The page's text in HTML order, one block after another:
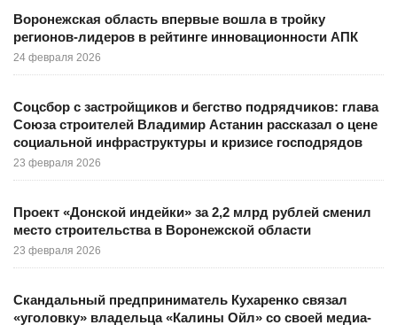
Воронежская область впервые вошла в тройку
регионов-лидеров в рейтинге инновационности АПК
24 февраля 2026
Соцсбор с застройщиков и бегство подрядчиков: глава
Союза строителей Владимир Астанин рассказал о цене
социальной инфраструктуры и кризисе господрядов
23 февраля 2026
Проект «Донской индейки» за 2,2 млрд рублей сменил
место строительства в Воронежской области
23 февраля 2026
Скандальный предприниматель Кухаренко связал
«уголовку» владельца «Калины Ойл» со своей медиа-